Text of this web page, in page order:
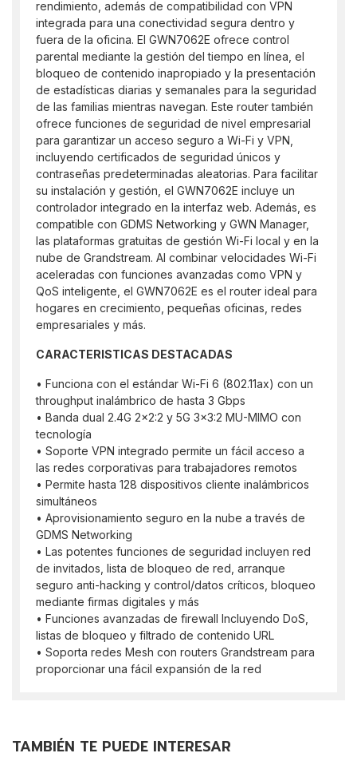
rendimiento, además de compatibilidad con VPN
integrada para una conectividad segura dentro y
fuera de la oficina. El GWN7062E ofrece control
parental mediante la gestión del tiempo en línea, el
bloqueo de contenido inapropiado y la presentación
de estadísticas diarias y semanales para la seguridad
de las familias mientras navegan. Este router también
ofrece funciones de seguridad de nivel empresarial
para garantizar un acceso seguro a Wi-Fi y VPN,
incluyendo certificados de seguridad únicos y
contraseñas predeterminadas aleatorias. Para facilitar
su instalación y gestión, el GWN7062E incluye un
controlador integrado en la interfaz web. Además, es
compatible con GDMS Networking y GWN Manager,
las plataformas gratuitas de gestión Wi-Fi local y en la
nube de Grandstream. Al combinar velocidades Wi-Fi
aceleradas con funciones avanzadas como VPN y
QoS inteligente, el GWN7062E es el router ideal para
hogares en crecimiento, pequeñas oficinas, redes
empresariales y más.
CARACTERISTICAS DESTACADAS
• Funciona con el estándar Wi-Fi 6 (802.11ax) con un
throughput inalámbrico de hasta 3 Gbps
• Banda dual 2.4G 2x2:2 y 5G 3x3:2 MU-MIMO con
tecnología
• Soporte VPN integrado permite un fácil acceso a
las redes corporativas para trabajadores remotos
• Permite hasta 128 dispositivos cliente inalámbricos
simultáneos
• Aprovisionamiento seguro en la nube a través de
GDMS Networking
• Las potentes funciones de seguridad incluyen red
de invitados, lista de bloqueo de red, arranque
seguro anti-hacking y control/datos críticos, bloqueo
mediante firmas digitales y más
• Funciones avanzadas de firewall Incluyendo DoS,
listas de bloqueo y filtrado de contenido URL
• Soporta redes Mesh con routers Grandstream para
proporcionar una fácil expansión de la red
TAMBIÉN TE PUEDE INTERESAR